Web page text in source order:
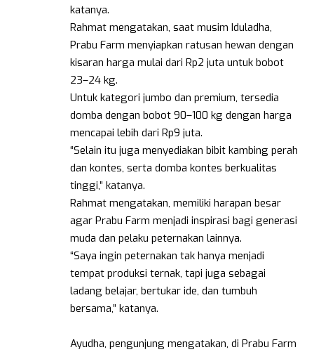
katanya.
Rahmat mengatakan, saat musim Iduladha,
Prabu Farm menyiapkan ratusan hewan dengan
kisaran harga mulai dari Rp2 juta untuk bobot
23–24 kg.
Untuk kategori jumbo dan premium, tersedia
domba dengan bobot 90–100 kg dengan harga
mencapai lebih dari Rp9 juta.
“Selain itu juga menyediakan bibit kambing perah
dan kontes, serta domba kontes berkualitas
tinggi,” katanya.
Rahmat mengatakan, memiliki harapan besar
agar Prabu Farm menjadi inspirasi bagi generasi
muda dan pelaku peternakan lainnya.
“Saya ingin peternakan tak hanya menjadi
tempat produksi ternak, tapi juga sebagai
ladang belajar, bertukar ide, dan tumbuh
bersama,” katanya.
Ayudha, pengunjung mengatakan, di Prabu Farm